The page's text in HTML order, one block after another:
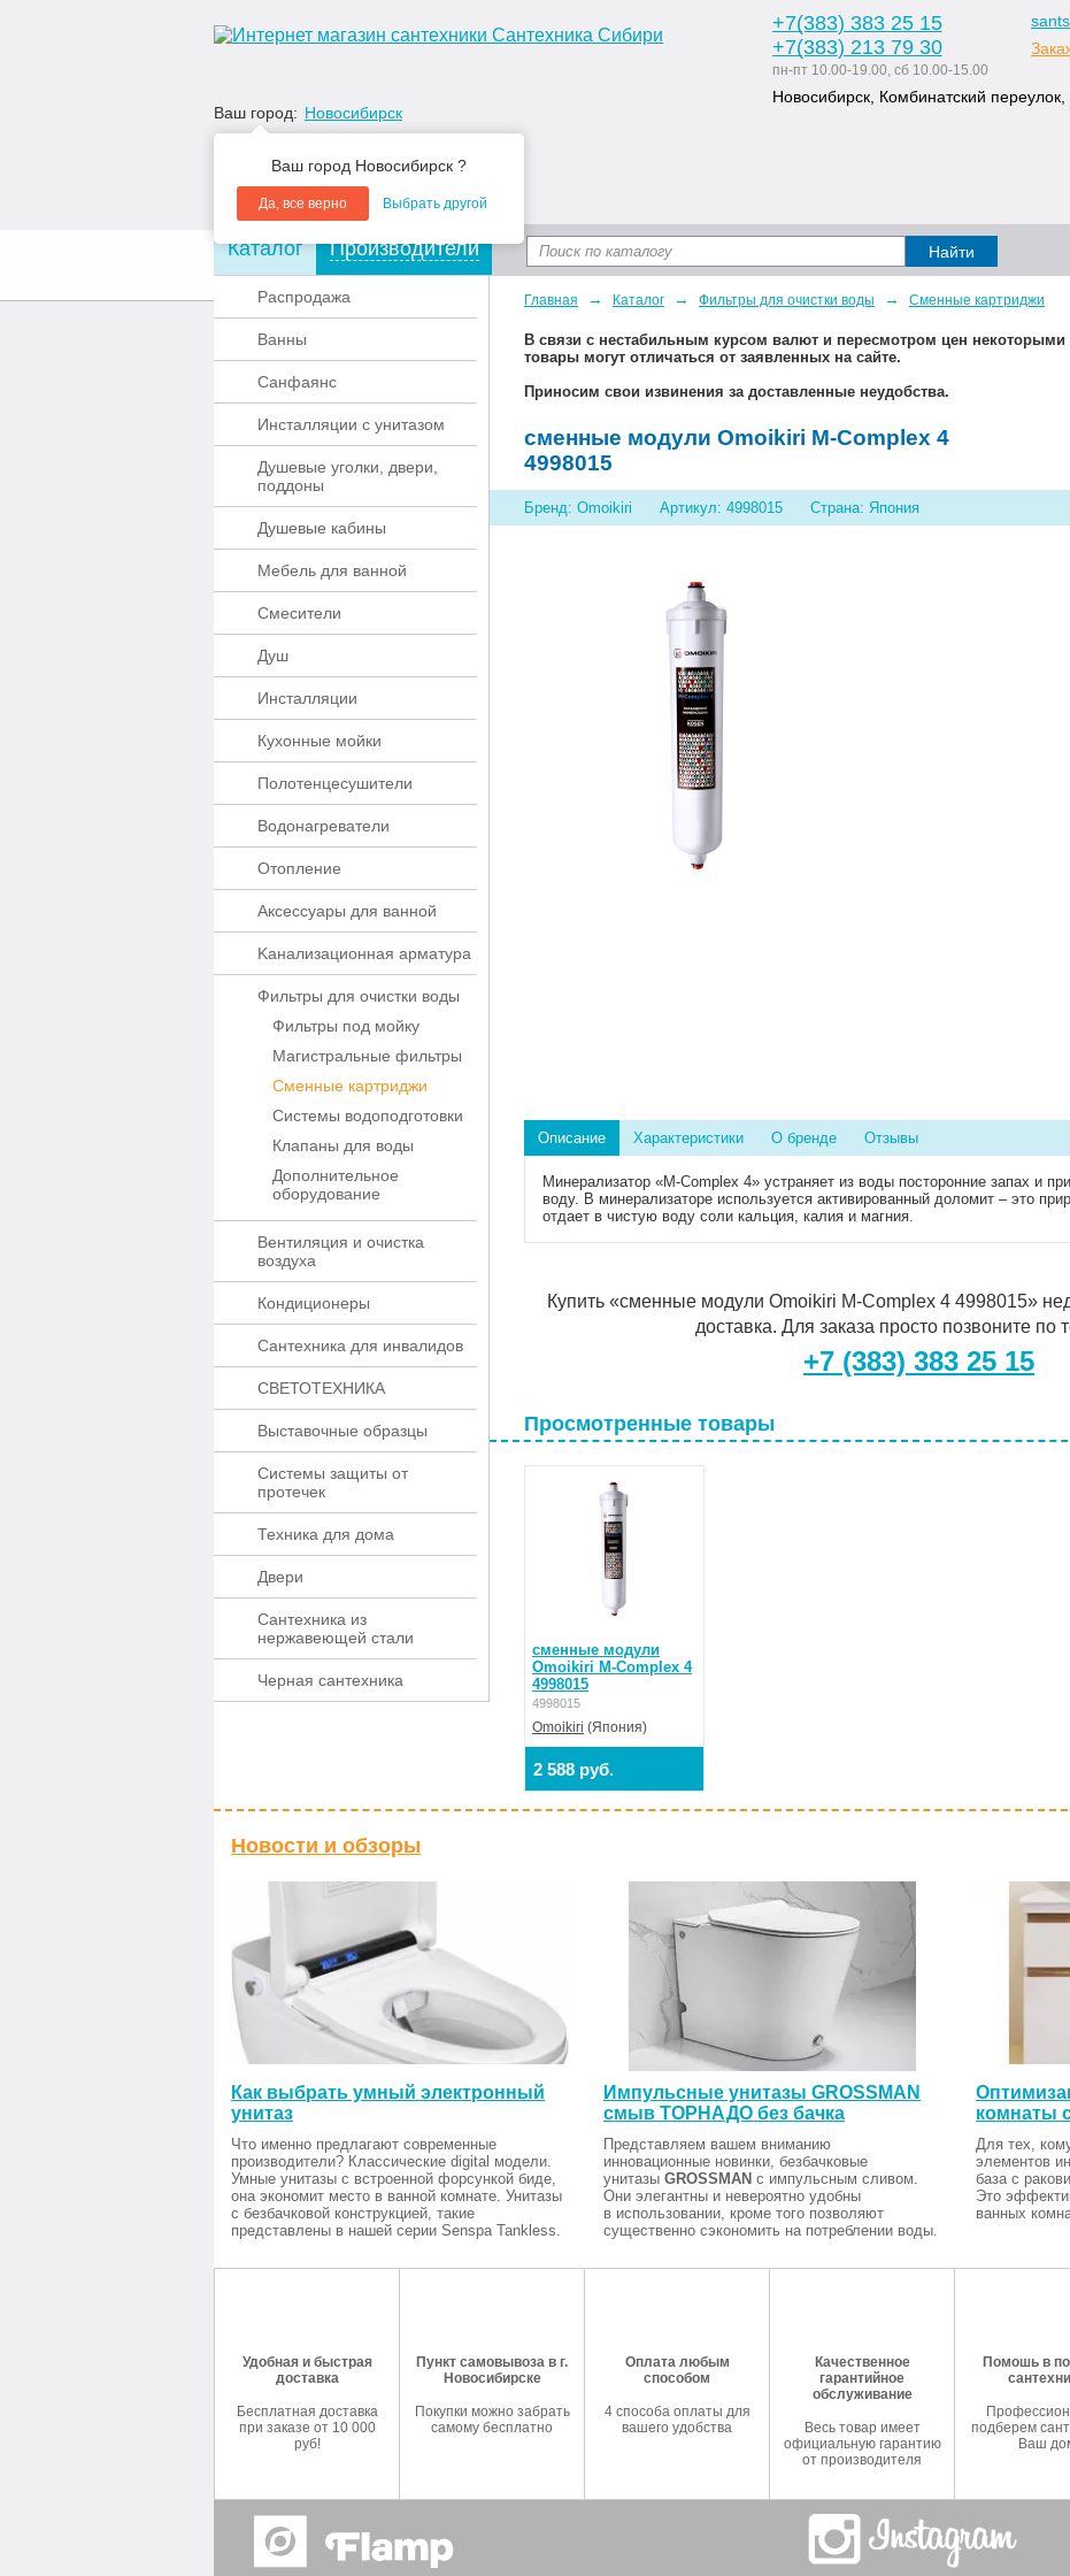
Ваш город: Новосибирск
Ваш город Новосибирск ?
Да, все верно Выбрать другой
+7(383) 383 25 15
+7(383) 213 79 30
пн-пт 10.00-19.00, сб 10.00-15.00
Новосибирск, Комбинатский переулок,
О компании Акции Доставка и оплата Статьи Дизайн ванных
Каталог Производители
Распродажа
Ванны
Санфаянс
Инсталляции с унитазом
Душевые уголки, двери,
поддоны
Душевые кабины
Мебель для ванной
Смесители
Душ
Инсталляции
Кухонные мойки
Полотенцесушители
Водонагреватели
Отопление
Аксессуары для ванной
Kaнaлизaционнaя apматypa
Фильтры для очистки воды
Фильтры под мойку
Магистральные фильтры
Сменные картриджи
Системы водоподготовки
Клапаны для воды
Дополнительное
оборудование
Вентиляция и очистка
воздуха
Кондиционеры
Сантехника для инвалидов
СВЕТОТЕХНИКА
Выставочные образцы
Системы защиты от
протечек
Техника для дома
Двери
Сантехника из
нержавеющей стали
Черная сантехника
Главная → Каталог → Фильтры для очистки воды → Сменные картриджи
В связи с нестабильным курсом валют и пересмотром цен
товары могут отличаться от заявленных на сайте.
Приносим свои извинения за доставленные неудобства.
cменные модули Omoikiri M-Complex 4
4998015
Бренд: Omoikiri Артикул: 4998015 Страна: Япония
Описание Характеристики О бренде Отзывы
Минерализатор «M-Complex 4» устраняет из воды посторонние запах и
воду. В минерализаторе используется активированный доломит – это
отдает в чистую воду соли кальция, калия и магния.
Купить «cменные модули Omoikiri M-Complex 4 4998015»
доставка. Для заказа просто позвоните по
+7 (383) 383 25 15
Просмотренные товары
cменные модули
Omoikiri M-Complex 4
4998015
4998015
Omoikiri (Япония)
2 588 руб.
Новости и обзоры
Как выбрать умный электронный
унитаз
Что именно предлагают современные
производители? Классические digital модели.
Умные унитазы с встроенной форсункой биде,
она экономит место в ванной комнате. Унитазы
с безбачковой конструкцией, такие
представлены в нашей серии Senspa Tankless.
Импульсные унитазы GROSSMAN
смыв ТОРНАДО без бачка
Представляем вашем вниманию
инновационные новинки, безбачковые
унитазы GROSSMAN с импульсным сливом.
Они элегантны и невероятно удобны
в использовании, кроме того позволяют
существенно сэкономить на потреблении воды.
комнаты
Для тех,
элементов
база с
Это
ванных
Удобная и быстрая
доставка
Бесплатная доставка
при заказе от 10 000
руб!
Пункт самовывоза в г.
Новосибирске
Покупки можно забрать
самому бесплатно
Оплата любым
способом
4 способа оплаты для
вашего удобства
Качественное
гарантийное
обслуживание
Весь товар имеет
официальную гарантию
от производителя
Помошь в
подберем
Ваш